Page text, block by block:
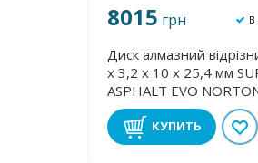
8015 грн В
Диск алмазний
х 3,2 х 10 х 25,4 мм
ASPHALT EVO
CLIPPER 70184628159
КУПИТЬ